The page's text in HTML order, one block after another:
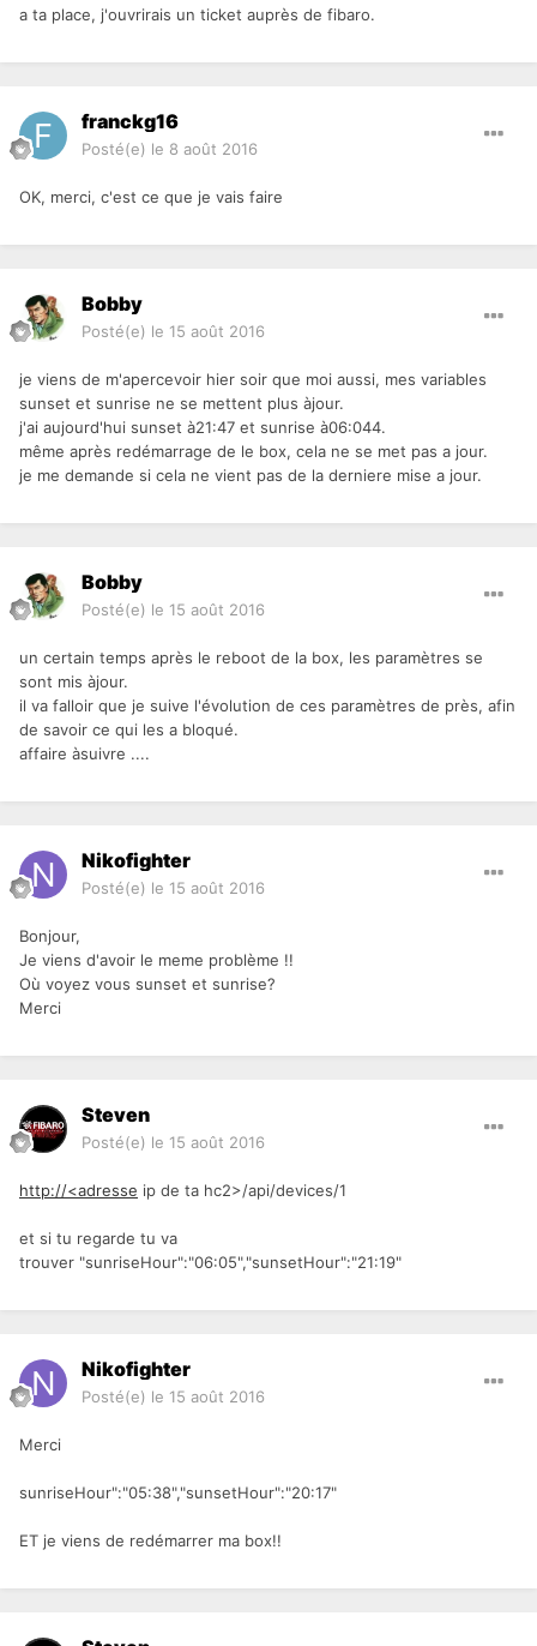
a ta place, j'ouvrirais un ticket auprès de fibaro.
franckg16
Posté(e) le 8 août 2016
OK, merci, c'est ce que je vais faire
Bobby
Posté(e) le 15 août 2016
je viens de m'apercevoir hier soir que moi aussi, mes variables
sunset et sunrise ne se mettent plus àjour.
j'ai aujourd'hui sunset à21:47 et sunrise à06:044.
même après redémarrage de le box, cela ne se met pas a jour.
je me demande si cela ne vient pas de la derniere mise a jour.
Bobby
Posté(e) le 15 août 2016
un certain temps après le reboot de la box, les paramètres se
sont mis àjour.
il va falloir que je suive l'évolution de ces paramètres de près, afin
de savoir ce qui les a bloqué.
affaire àsuivre ....
Nikofighter
Posté(e) le 15 août 2016
Bonjour,
Je viens d'avoir le meme problème !!
Où voyez vous sunset et sunrise?
Merci
Steven
Posté(e) le 15 août 2016
http://<adresse ip de ta hc2>/api/devices/1
et si tu regarde tu va
trouver "sunriseHour":"06:05","sunsetHour":"21:19"
Nikofighter
Posté(e) le 15 août 2016
Merci
sunriseHour":"05:38","sunsetHour":"20:17"
ET je viens de redémarrer ma box!!